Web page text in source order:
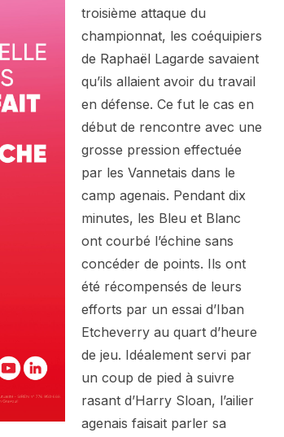
troisième attaque du
championnat, les coéquipiers
de Raphaël Lagarde savaient
qu’ils allaient avoir du travail
en défense. Ce fut le cas en
début de rencontre avec une
grosse pression effectuée
par les Vannetais dans le
camp agenais. Pendant dix
minutes, les Bleu et Blanc
ont courbé l’échine sans
concéder de points. Ils ont
été récompensés de leurs
efforts par un essai d’Iban
Etcheverry au quart d’heure
de jeu. Idéalement servi par
un coup de pied à suivre
rasant d’Harry Sloan, l’ailier
agenais faisait parler sa